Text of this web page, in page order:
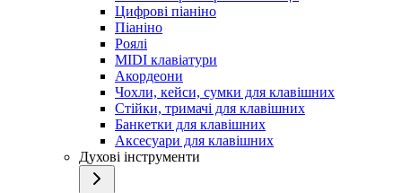
Цифрові піаніно
Піаніно
Роялі
MIDI клавіатури
Акордеони
Чохли, кейси, сумки для клавішних
Стійки, тримачі для клавішних
Банкетки для клавішних
Аксесуари для клавішних
Духові інструменти